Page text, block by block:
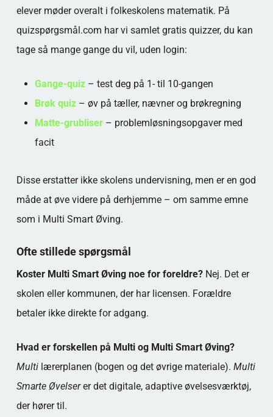
elever møder overalt i folkeskolens matematik. På
quizspørgsmål.com har vi samlet gratis quizzer, du kan
tage så mange gange du vil, uden login:
Gange-quiz – test deg på 1- til 10-gangen
Brøk quiz– øv på tæller, nævner og brøkregning
Matte-grubliser– problemløsningsopgaver med
facit
Disse erstatter ikke skolens undervisning, men er en god
måde at øve videre på derhjemme – om samme emne
som i Multi Smart Øving.
Ofte stillede spørgsmål
Koster Multi Smart Øving noe for foreldre?Nej. Det er
skolen eller kommunen, der har licensen. Forældre
betaler ikke direkte for adgang.
Hvad er forskellen på Multi og Multi Smart Øving?
Multilærerplanen (bogen og det øvrige materiale). Multi
Smarte Øvelserer det digitale, adaptive øvelsesværktøj,
der hører til.